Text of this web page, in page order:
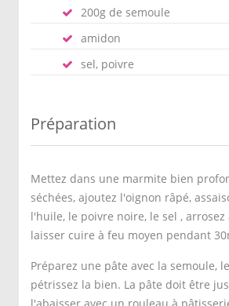
200g de semoule
amidon
sel, poivre
Préparation
Mettez dans une marmite bien
séchées, ajoutez l'oignon râpé,
l'huile, le poivre noire, le sel , arrosez
laisser cuire à feu moyen pendant
Préparez une pâte avec la semoule,
pétrissez la bien. La pâte doit être